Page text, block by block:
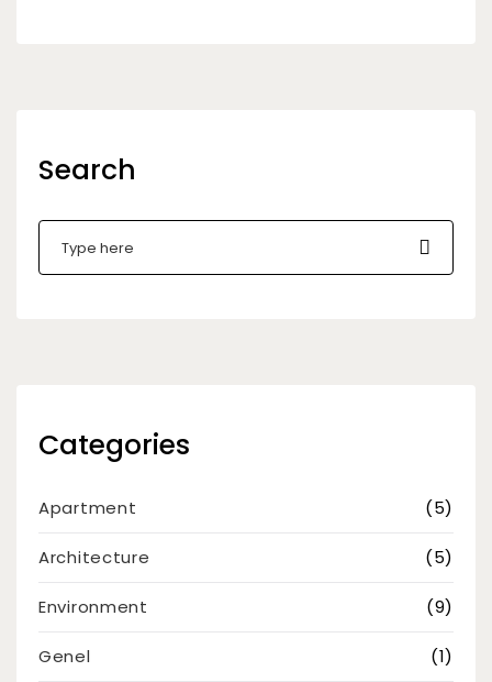
Search
Categories
Apartment (5)
Architecture (5)
Environment (9)
Genel (1)